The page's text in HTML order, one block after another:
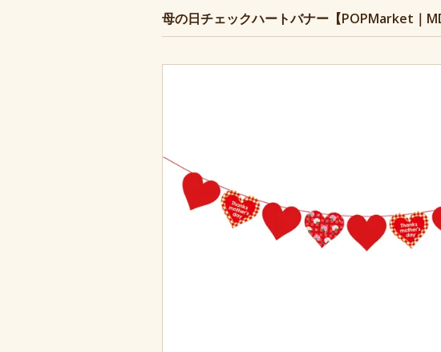
母の日チェックハートバナー【POPMarket｜